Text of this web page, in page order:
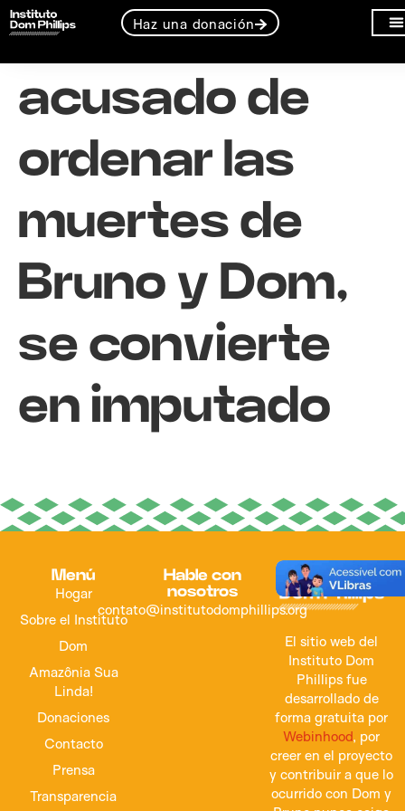
Haz una donación
Colombia,
acusado de
ordenar las
muertes de
Bruno y Dom,
se convierte
en imputado
El sitio web del
Instituto Dom
Phillips fue
desarrollado de
forma gratuita por
Webinhood, por
creer en el proyecto
y contribuir a que lo
ocurrido con Dom y
Menú
Hogar
Sobre el Instituto
Dom
Amazônia Sua
Linda!
Donaciones
Contacto
Prensa
Transparencia
Hable con
nosotros
contato@institutodomphillips.org